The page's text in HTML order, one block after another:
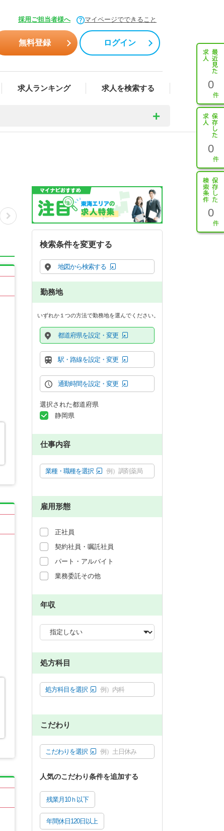
採用ご担当者様へ マイページでできること
無料登録 ログイン
求人ランキング 求人を検索する 0
0
0
検索条件を変更する
地図から検索する
勤務地
いずれか１つの方法で勤務地を選んでください。
都道府県を設定・変更
駅・路線を設定・変更
通勤時間を設定・変更
選択された都道府県
静岡県
仕事内容
業種・職種を選択 例）調剤薬局
雇用形態
正社員
契約社員・嘱託社員
パート・アルバイト
業務委託その他
年収
処方科目
処方科目を選択 例）内科
こだわり
こだわりを選択 例）土日休み
人気のこだわり条件を追加する
残業月10ｈ以下
年間休日120日以上